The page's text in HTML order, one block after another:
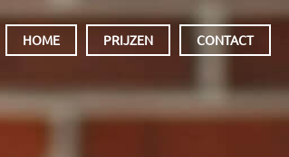
HOME PRIJZEN CONTACT